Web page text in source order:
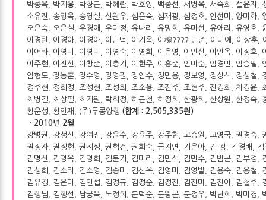
박종옥, 박지웅, 박창근, 박혜란, 박호영, 백종선, 서병옥, 서숙희, 설윤자,
소유진, 송명옥, 송영실, 신원우, 심은숙, 심재광, 심정호, 안선미, 양미화,
오은숙, 오은실, 우경애, 우미정, 유나리, 유명희, 유미선, 유애리, 유영호,
이경란, 이경아, 이경아, 이근덕, 이기옥, 이椀???? 만준, 이미애, 이상훈,
이어라, 이영미, 이영미, 이영숙, 이영희, 이은영, 이인선, 이인옥, 이정호,
이주현, 이진선, 이창준, 이충기, 이현주, 이홍준, 인미순, 임경민, 임승필,
임형도, 장동훈, 장수영, 장영권, 장임수, 정민용, 정보영, 정상식, 정성철,
정주현, 정희정, 조성현, 조성희, 조소용, 조진주, 조현주, 진경희, 차경윤,
최병길, 최상필, 최지원, 탁희정, 하근철, 하정희, 한광희, 한상원, 한정숙,
황운성, 황인재, (주)두콩양행 (합계 : 2,505,335원)
ㆍ2010년 2월
강병권, 강성신, 강여진, 강윤수, 강윤주, 강주현, 고승원, 고영국, 권경숙,
권정자, 권정현, 권지성, 권혁건, 권희숙, 금지연, 기은아, 김 강, 김경배,
김명선, 김명옥, 김명희, 김문기, 김미라, 김민석, 김민수, 김범곤, 김부경,
김성희, 김소라, 김소영, 김송미, 김신옥, 김영미, 김영발, 김용숙, 김용철,
김유경, 김은미, 김인섭, 김정규, 김정순, 김정진, 김진미, 김진아, 김철주,
김행님, 김행선, 남궁욱, 노정희, 문덕순, 문왕곤, 문정우, 박난희, 박미경,